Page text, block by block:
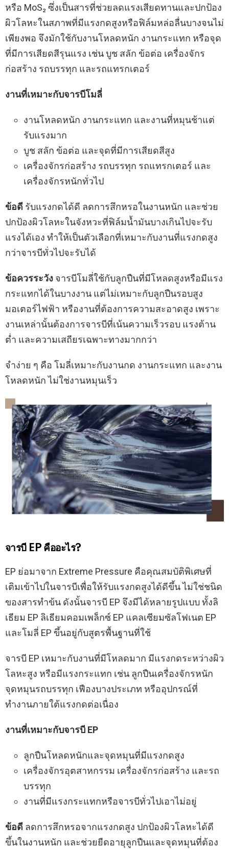
หรือ MoS₂ ซึ่งเป็นสารที่ช่วยลดแรงเสียดทานและปกป้อง
ผิวโลหะในสภาพที่มีแรงกดสูงหรือฟิล์มหล่อลื่นบางจนไม่
เพียงพอ จึงมักใช้กับงานโหลดหนัก งานกระแทก หรือจุด
ที่มีการเสียดสีรุนแรง เช่น บูช สลัก ข้อต่อ เครื่องจักร
ก่อสร้าง รถบรรทุก และรถแทรกเตอร์
งานที่เหมาะกับจารบีโมลี่
งานโหลดหนัก งานกระแทก และงานที่หมุนช้าแต่
รับแรงมาก
บูช สลัก ข้อต่อ และจุดที่มีการเสียดสีสูง
เครื่องจักรก่อสร้าง รถบรรทุก รถแทรกเตอร์ และ
เครื่องจักรหนักทั่วไป
ข้อดี รับแรงกดได้ดี ลดการสึกหรอในงานหนัก และช่วย
ปกป้องผิวโลหะในจังหวะที่ฟิล์มน้ำมันบางเกินไปจะรับ
แรงได้เอง ทำให้เป็นตัวเลือกที่เหมาะกับงานที่แรงกดสูง
กว่าจารบีทั่วไปจะรับได้
ข้อควรระวัง จารบีโมลี่ใช้กับลูกปืนที่มีโหลดสูงหรือมีแรง
กระแทกได้ในบางงาน แต่ไม่เหมาะกับลูกปืนรอบสูง
มอเตอร์ไฟฟ้า หรืองานที่ต้องการความสะอาดสูง เพราะ
งานเหล่านั้นต้องการจารบีที่เน้นความเร็วรอบ แรงต้าน
ต่ำ และความเสถียรเฉพาะทางมากกว่า
จำง่าย ๆ คือ โมลี่เหมาะกับงานกด งานกระแทก และงาน
โหลดหนัก ไม่ใช่งานหมุนเร็ว
จารบี EP คืออะไร?
EP ย่อมาจาก Extreme Pressure คือคุณสมบัติพิเศษที่
เติมเข้าไปในจารบีเพื่อให้รับแรงกดสูงได้ดีขึ้น ไม่ใช่ชนิด
ของสารทำข้น ดังนั้นจารบี EP จึงมีได้หลายรูปแบบ ทั้งลิ
เธียม EP ลิเธียมคอมเพล็กซ์ EP แคลเซียมซัลโฟเนต EP
และโมลี่ EP ขึ้นอยู่กับสูตรพื้นฐานที่ใช้
จารบี EP เหมาะกับงานที่มีโหลดมาก มีแรงกดระหว่างผิว
โลหะสูง หรือมีแรงกระแทก เช่น ลูกปืนเครื่องจักรหนัก
จุดหมุนรถบรรทุก เฟืองบางประเภท หรืออุปกรณ์ที่
ทำงานภายใต้แรงกดต่อเนื่อง
งานที่เหมาะกับจารบี EP
ลูกปืนโหลดหนักและจุดหมุนที่มีแรงกดสูง
เครื่องจักรอุตสาหกรรม เครื่องจักรก่อสร้าง และรถ
บรรทุก
งานที่มีแรงกระแทกหรือจารบีทั่วไปเอาไม่อยู่
ข้อดี ลดการสึกหรอจากแรงกดสูง ปกป้องผิวโลหะได้ดี
ขึ้นในงานหนัก และช่วยยืดอายุลูกปืนและจุดหมุนที่ต้อง